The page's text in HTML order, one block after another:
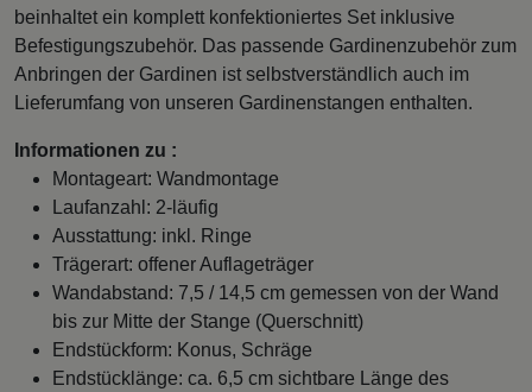
beinhaltet ein komplett konfektioniertes Set inklusive
Befestigungszubehör. Das passende Gardinenzubehör zum
Anbringen der Gardinen ist selbstverständlich auch im
Lieferumfang von unseren Gardinenstangen enthalten.
Informationen zu :
Montageart: Wandmontage
Laufanzahl: 2-läufig
Ausstattung: inkl. Ringe
Trägerart: offener Auflageträger
Wandabstand: 7,5 / 14,5 cm gemessen von der Wand
bis zur Mitte der Stange (Querschnitt)
Endstückform: Konus, Schräge
Endstücklänge: ca. 6,5 cm sichtbare Länge des